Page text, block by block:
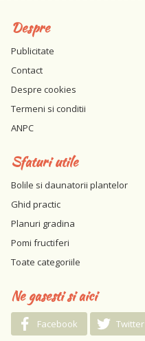
Despre
Publicitate
Contact
Despre cookies
Termeni si conditii
ANPC
Sfaturi utile
Bolile si daunatorii plantelor
Ghid practic
Planuri gradina
Pomi fructiferi
Toate categoriile
Ne gasesti si aici
Facebook Twitter